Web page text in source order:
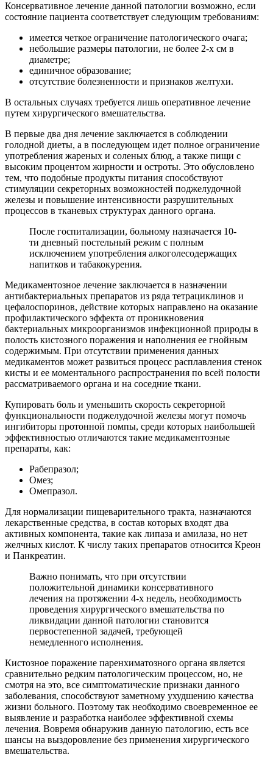
Консервативное лечение данной патологии возможно, если
состояние пациента соответствует следующим требованиям:
имеется четкое ограничение патологического очага;
небольшие размеры патологии, не более 2-х см в
диаметре;
единичное образование;
отсутствие болезненности и признаков желтухи.
В остальных случаях требуется лишь оперативное лечение
путем хирургического вмешательства.
В первые два дня лечение заключается в соблюдении
голодной диеты, а в последующем идет полное ограничение
употребления жареных и соленых блюд, а также пищи с
высоким процентом жирности и остроты. Это обусловлено
тем, что подобные продукты питания способствуют
стимуляции секреторных возможностей поджелудочной
железы и повышение интенсивности разрушительных
процессов в тканевых структурах данного органа.
После госпитализации, больному назначается 10-
ти дневный постельный режим с полным
исключением употребления алкоголесодержащих
напитков и табакокурения.
Медикаментозное лечение заключается в назначении
антибактериальных препаратов из ряда тетрациклинов и
цефалоспоринов, действие которых направлено на оказание
профилактического эффекта от проникновения
бактериальных микроорганизмов инфекционной природы в
полость кистозного поражения и наполнения ее гнойным
содержимым. При отсутствии применения данных
медикаментов может развиться процесс расплавления стенок
кисты и ее моментального распространения по всей полости
рассматриваемого органа и на соседние ткани.
Купировать боль и уменьшить скорость секреторной
функциональности поджелудочной железы могут помочь
ингибиторы протонной помпы, среди которых наибольшей
эффективностью отличаются такие медикаментозные
препараты, как:
Рабепразол;
Омез;
Омепразол.
Для нормализации пищеварительного тракта, назначаются
лекарственные средства, в состав которых входят два
активных компонента, такие как липаза и амилаза, но нет
желчных кислот. К числу таких препаратов относится Креон
и Панкреатин.
Важно понимать, что при отсутствии
положительной динамики консервативного
лечения на протяжении 4-х недель, необходимость
проведения хирургического вмешательства по
ликвидации данной патологии становится
первостепенной задачей, требующей
немедленного исполнения.
Кистозное поражение паренхиматозного органа является
сравнительно редким патологическим процессом, но, не
смотря на это, все симптоматические признаки данного
заболевания, способствуют заметному ухудшению качества
жизни больного. Поэтому так необходимо своевременное ее
выявление и разработка наиболее эффективной схемы
лечения. Вовремя обнаружив данную патологию, есть все
шансы на выздоровление без применения хирургического
вмешательства.